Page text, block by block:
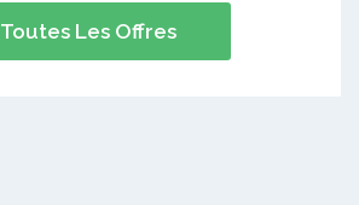
Toutes Les Offres